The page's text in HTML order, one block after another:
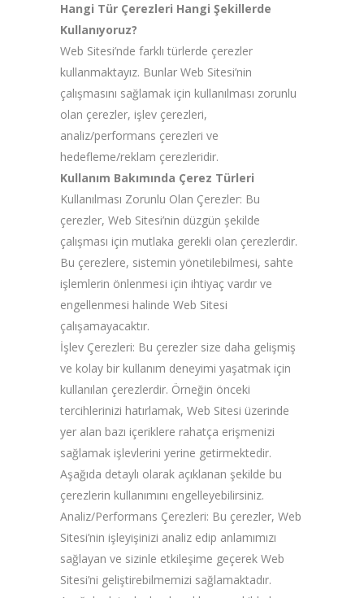
Hangi Tür Çerezleri Hangi Şekillerde
Kullanıyoruz?
Web Sitesi’nde farklı türlerde çerezler
kullanmaktayız. Bunlar Web Sitesi’nin
çalışmasını sağlamak için kullanılması zorunlu
olan çerezler, işlev çerezleri,
analiz/performans çerezleri ve
hedefleme/reklam çerezleridir.
Kullanım Bakımında Çerez Türleri
Kullanılması Zorunlu Olan Çerezler: Bu
çerezler, Web Sitesi’nin düzgün şekilde
çalışması için mutlaka gerekli olan çerezlerdir.
Bu çerezlere, sistemin yönetilebilmesi, sahte
işlemlerin önlenmesi için ihtiyaç vardır ve
engellenmesi halinde Web Sitesi
çalışamayacaktır.
İşlev Çerezleri: Bu çerezler size daha gelişmiş
ve kolay bir kullanım deneyimi yaşatmak için
kullanılan çerezlerdir. Örneğin önceki
tercihlerinizi hatırlamak, Web Sitesi üzerinde
yer alan bazı içeriklere rahatça erişmenizi
sağlamak işlevlerini yerine getirmektedir.
Aşağıda detaylı olarak açıklanan şekilde bu
çerezlerin kullanımını engelleyebilirsiniz.
Analiz/Performans Çerezleri: Bu çerezler, Web
Sitesi’nin işleyişinizi analiz edip anlamımızı
sağlayan ve sizinle etkileşime geçerek Web
Sitesi’ni geliştirebilmemizi sağlamaktadır.